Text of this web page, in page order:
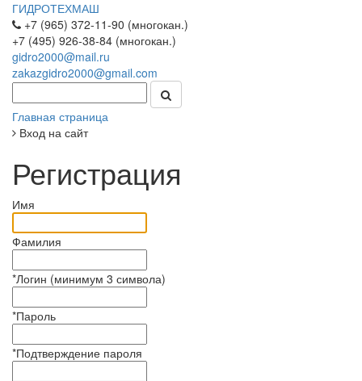
ГИДРОТЕХМАШ
+7 (965) 372-11-90 (многокан.)
+7 (495) 926-38-84 (многокан.)
gidro2000@mail.ru
zakazgidro2000@gmail.com
Главная страница
Вход на сайт
Регистрация
Имя
Фамилия
*Логин (минимум 3 символа)
*Пароль
*Подтверждение пароля